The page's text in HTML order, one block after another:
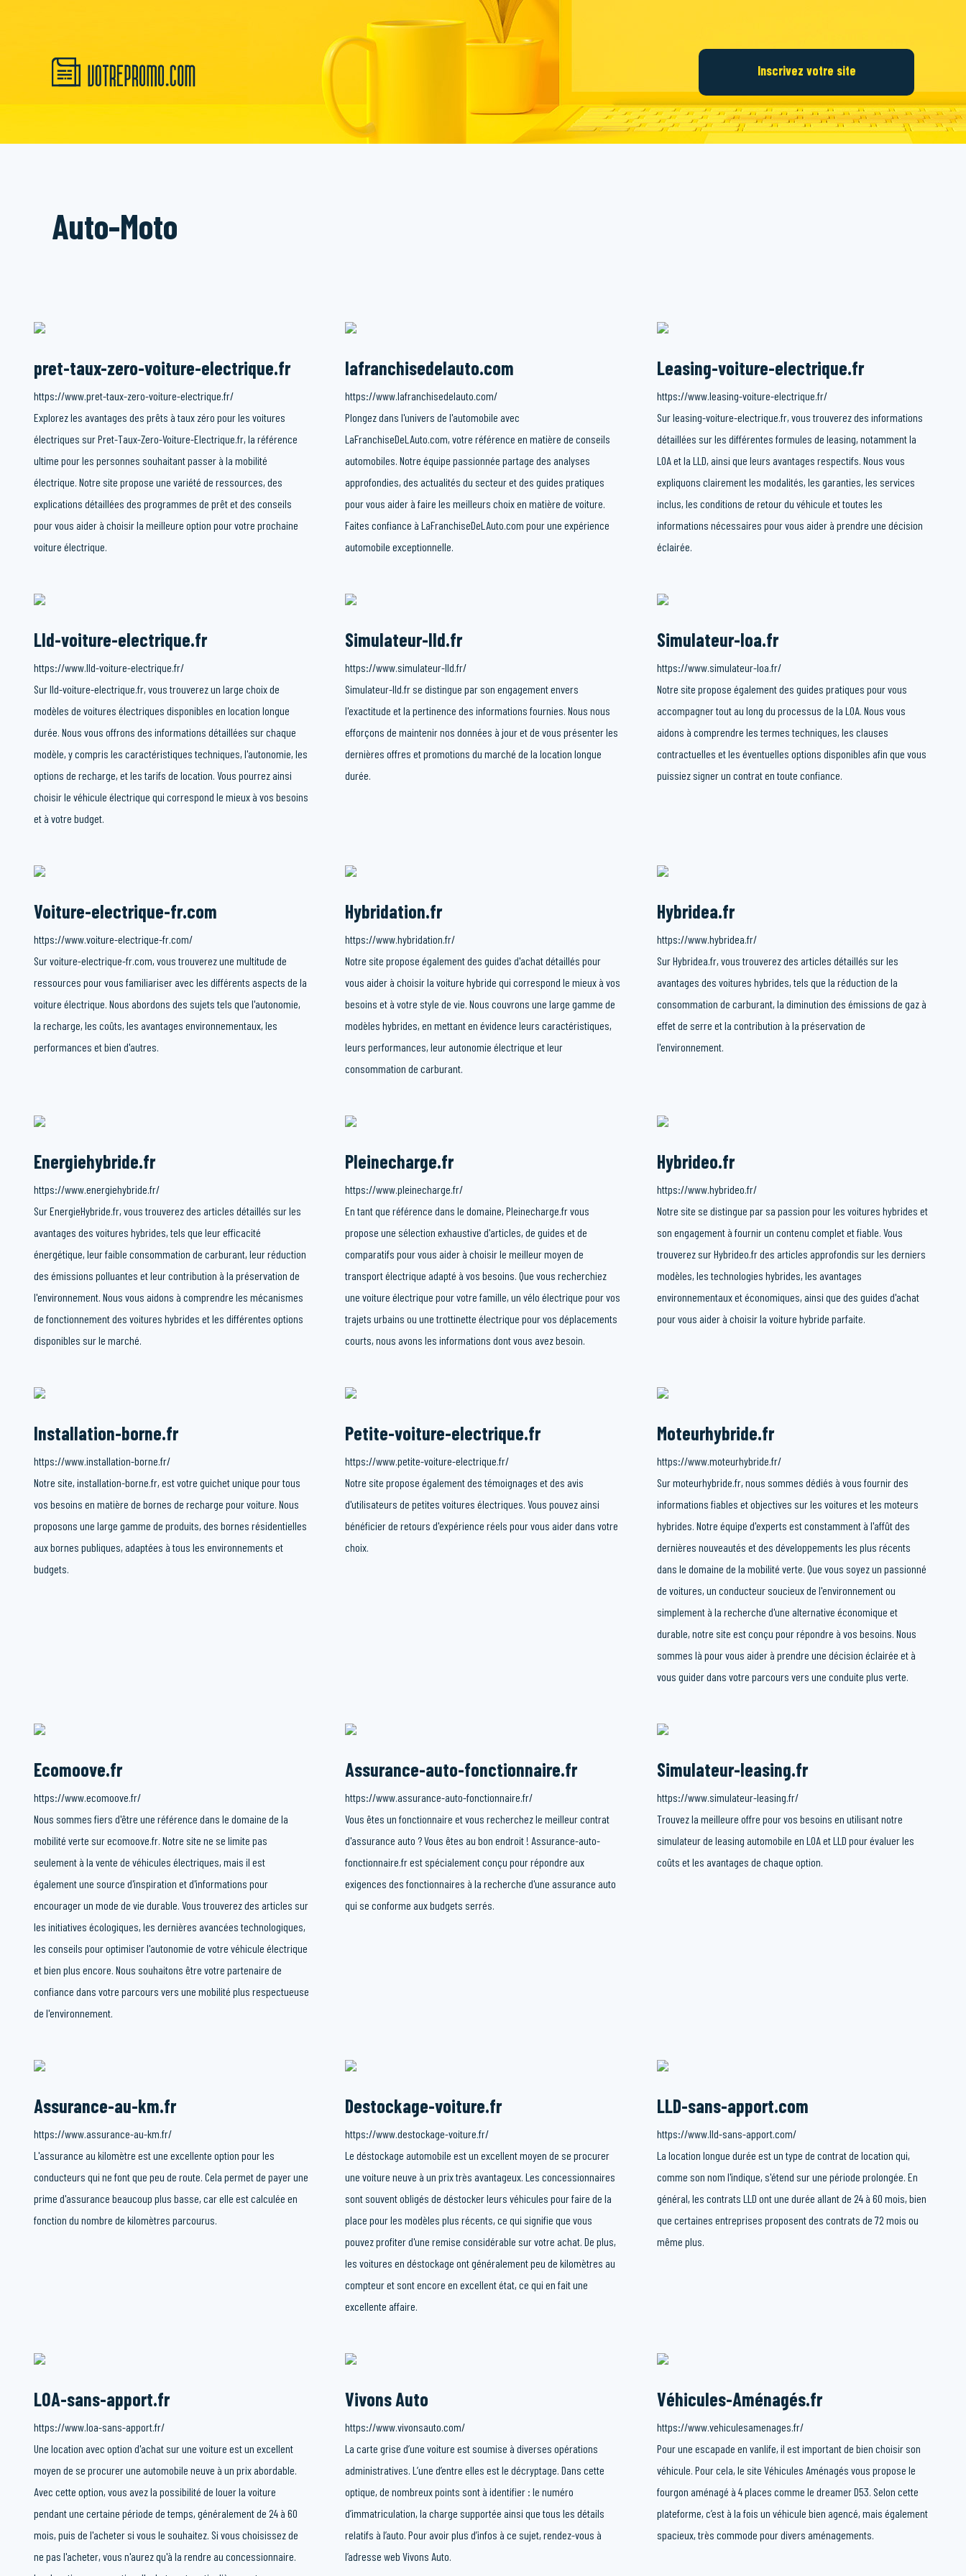
Inscrivez votre site
Auto-Moto
pret-taux-zero-voiture-electrique.fr
https://www.pret-taux-zero-voiture-electrique.fr/
Explorez les avantages des prêts à taux zéro pour les voitures
électriques sur Pret-Taux-Zero-Voiture-Electrique.fr, la référence
ultime pour les personnes souhaitant passer à la mobilité
électrique. Notre site propose une variété de ressources, des
explications détaillées des programmes de prêt et des conseils
pour vous aider à choisir la meilleure option pour votre prochaine
voiture électrique.
lafranchisedelauto.com
https://www.lafranchisedelauto.com/
Plongez dans l'univers de l'automobile avec
LaFranchiseDeLAuto.com, votre référence en matière de conseils
automobiles. Notre équipe passionnée partage des analyses
approfondies, des actualités du secteur et des guides pratiques
pour vous aider à faire les meilleurs choix en matière de voiture.
Faites confiance à LaFranchiseDeLAuto.com pour une expérience
automobile exceptionnelle.
Leasing-voiture-electrique.fr
https://www.leasing-voiture-electrique.fr/
Sur leasing-voiture-electrique.fr, vous trouverez des informations
détaillées sur les différentes formules de leasing, notamment la
LOA et la LLD, ainsi que leurs avantages respectifs. Nous vous
expliquons clairement les modalités, les garanties, les services
inclus, les conditions de retour du véhicule et toutes les
informations nécessaires pour vous aider à prendre une décision
éclairée.
Lld-voiture-electrique.fr
https://www.lld-voiture-electrique.fr/
Sur lld-voiture-electrique.fr, vous trouverez un large choix de
modèles de voitures électriques disponibles en location longue
durée. Nous vous offrons des informations détaillées sur chaque
modèle, y compris les caractéristiques techniques, l'autonomie, les
options de recharge, et les tarifs de location. Vous pourrez ainsi
choisir le véhicule électrique qui correspond le mieux à vos besoins
et à votre budget.
Simulateur-lld.fr
https://www.simulateur-lld.fr/
Simulateur-lld.fr se distingue par son engagement envers
l'exactitude et la pertinence des informations fournies. Nous nous
efforçons de maintenir nos données à jour et de vous présenter les
dernières offres et promotions du marché de la location longue
durée.
Simulateur-loa.fr
https://www.simulateur-loa.fr/
Notre site propose également des guides pratiques pour vous
accompagner tout au long du processus de la LOA. Nous vous
aidons à comprendre les termes techniques, les clauses
contractuelles et les éventuelles options disponibles afin que vous
puissiez signer un contrat en toute confiance.
Voiture-electrique-fr.com
https://www.voiture-electrique-fr.com/
Sur voiture-electrique-fr.com, vous trouverez une multitude de
ressources pour vous familiariser avec les différents aspects de la
voiture électrique. Nous abordons des sujets tels que l'autonomie,
la recharge, les coûts, les avantages environnementaux, les
performances et bien d'autres.
Hybridation.fr
https://www.hybridation.fr/
Notre site propose également des guides d'achat détaillés pour
vous aider à choisir la voiture hybride qui correspond le mieux à vos
besoins et à votre style de vie. Nous couvrons une large gamme de
modèles hybrides, en mettant en évidence leurs caractéristiques,
leurs performances, leur autonomie électrique et leur
consommation de carburant.
Hybridea.fr
https://www.hybridea.fr/
Sur Hybridea.fr, vous trouverez des articles détaillés sur les
avantages des voitures hybrides, tels que la réduction de la
consommation de carburant, la diminution des émissions de gaz à
effet de serre et la contribution à la préservation de
l'environnement.
Energiehybride.fr
https://www.energiehybride.fr/
Sur EnergieHybride.fr, vous trouverez des articles détaillés sur les
avantages des voitures hybrides, tels que leur efficacité
énergétique, leur faible consommation de carburant, leur réduction
des émissions polluantes et leur contribution à la préservation de
l'environnement. Nous vous aidons à comprendre les mécanismes
de fonctionnement des voitures hybrides et les différentes options
disponibles sur le marché.
Pleinecharge.fr
https://www.pleinecharge.fr/
En tant que référence dans le domaine, Pleinecharge.fr vous
propose une sélection exhaustive d'articles, de guides et de
comparatifs pour vous aider à choisir le meilleur moyen de
transport électrique adapté à vos besoins. Que vous recherchiez
une voiture électrique pour votre famille, un vélo électrique pour vos
trajets urbains ou une trottinette électrique pour vos déplacements
courts, nous avons les informations dont vous avez besoin.
Hybrideo.fr
https://www.hybrideo.fr/
Notre site se distingue par sa passion pour les voitures hybrides et
son engagement à fournir un contenu complet et fiable. Vous
trouverez sur Hybrideo.fr des articles approfondis sur les derniers
modèles, les technologies hybrides, les avantages
environnementaux et économiques, ainsi que des guides d'achat
pour vous aider à choisir la voiture hybride parfaite.
Installation-borne.fr
https://www.installation-borne.fr/
Notre site, installation-borne.fr, est votre guichet unique pour tous
vos besoins en matière de bornes de recharge pour voiture. Nous
proposons une large gamme de produits, des bornes résidentielles
aux bornes publiques, adaptées à tous les environnements et
budgets.
Petite-voiture-electrique.fr
https://www.petite-voiture-electrique.fr/
Notre site propose également des témoignages et des avis
d'utilisateurs de petites voitures électriques. Vous pouvez ainsi
bénéficier de retours d'expérience réels pour vous aider dans votre
choix.
Moteurhybride.fr
https://www.moteurhybride.fr/
Sur moteurhybride.fr, nous sommes dédiés à vous fournir des
informations fiables et objectives sur les voitures et les moteurs
hybrides. Notre équipe d'experts est constamment à l'affût des
dernières nouveautés et des développements les plus récents
dans le domaine de la mobilité verte. Que vous soyez un passionné
de voitures, un conducteur soucieux de l'environnement ou
simplement à la recherche d'une alternative économique et
durable, notre site est conçu pour répondre à vos besoins. Nous
sommes là pour vous aider à prendre une décision éclairée et à
vous guider dans votre parcours vers une conduite plus verte.
Ecomoove.fr
https://www.ecomoove.fr/
Nous sommes fiers d'être une référence dans le domaine de la
mobilité verte sur ecomoove.fr. Notre site ne se limite pas
seulement à la vente de véhicules électriques, mais il est
également une source d'inspiration et d'informations pour
encourager un mode de vie durable. Vous trouverez des articles sur
les initiatives écologiques, les dernières avancées technologiques,
les conseils pour optimiser l'autonomie de votre véhicule électrique
et bien plus encore. Nous souhaitons être votre partenaire de
confiance dans votre parcours vers une mobilité plus respectueuse
de l'environnement.
Assurance-auto-fonctionnaire.fr
https://www.assurance-auto-fonctionnaire.fr/
Vous êtes un fonctionnaire et vous recherchez le meilleur contrat
d'assurance auto ? Vous êtes au bon endroit ! Assurance-auto-
fonctionnaire.fr est spécialement conçu pour répondre aux
exigences des fonctionnaires à la recherche d'une assurance auto
qui se conforme aux budgets serrés.
Simulateur-leasing.fr
https://www.simulateur-leasing.fr/
Trouvez la meilleure offre pour vos besoins en utilisant notre
simulateur de leasing automobile en LOA et LLD pour évaluer les
coûts et les avantages de chaque option.
Assurance-au-km.fr
https://www.assurance-au-km.fr/
L'assurance au kilomètre est une excellente option pour les
conducteurs qui ne font que peu de route. Cela permet de payer une
prime d'assurance beaucoup plus basse, car elle est calculée en
fonction du nombre de kilomètres parcourus.
Destockage-voiture.fr
https://www.destockage-voiture.fr/
Le déstockage automobile est un excellent moyen de se procurer
une voiture neuve à un prix très avantageux. Les concessionnaires
sont souvent obligés de déstocker leurs véhicules pour faire de la
place pour les modèles plus récents, ce qui signifie que vous
pouvez profiter d'une remise considérable sur votre achat. De plus,
les voitures en déstockage ont généralement peu de kilomètres au
compteur et sont encore en excellent état, ce qui en fait une
excellente affaire.
LLD-sans-apport.com
https://www.lld-sans-apport.com/
La location longue durée est un type de contrat de location qui,
comme son nom l'indique, s'étend sur une période prolongée. En
général, les contrats LLD ont une durée allant de 24 à 60 mois, bien
que certaines entreprises proposent des contrats de 72 mois ou
même plus.
LOA-sans-apport.fr
https://www.loa-sans-apport.fr/
Une location avec option d'achat sur une voiture est un excellent
moyen de se procurer une automobile neuve à un prix abordable.
Avec cette option, vous avez la possibilité de louer la voiture
pendant une certaine période de temps, généralement de 24 à 60
mois, puis de l'acheter si vous le souhaitez. Si vous choisissez de
ne pas l'acheter, vous n'aurez qu'à la rendre au concessionnaire.
Vivons Auto
https://www.vivonsauto.com/
La carte grise d’une voiture est soumise à diverses opérations
administratives. L’une d’entre elles est le décryptage. Dans cette
optique, de nombreux points sont à identifier : le numéro
d’immatriculation, la charge supportée ainsi que tous les détails
relatifs à l’auto. Pour avoir plus d’infos à ce sujet, rendez-vous à
l’adresse web Vivons Auto.
Véhicules-Aménagés.fr
https://www.vehiculesamenages.fr/
Pour une escapade en vanlife, il est important de bien choisir son
véhicule. Pour cela, le site Véhicules Aménagés vous propose le
fourgon aménagé à 4 places comme le dreamer D53. Selon cette
plateforme, c’est à la fois un véhicule bien agencé, mais également
spacieux, très commode pour divers aménagements.